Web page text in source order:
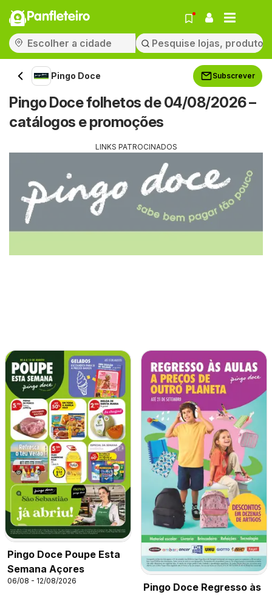
Panfleteiro
Pingo Doce Subscrever
Pingo Doce folhetos de 04/08/2026 –
catálogos e promoções
LINKS PATROCINADOS
Pingo Doce Poupe Esta
Semana Açores
06/08 - 12/08/2026
Pingo Doce Regresso às